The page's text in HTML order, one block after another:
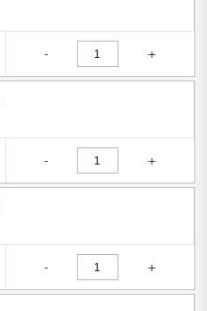
- +
- +
- +